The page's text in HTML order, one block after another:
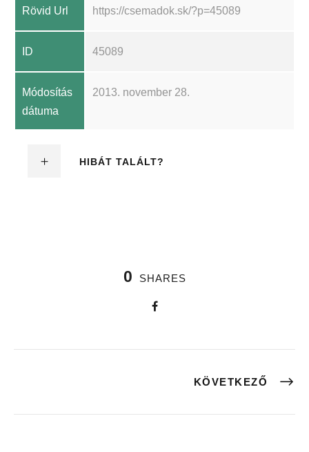
Rövid Url https://csemadok.sk/?p=45089
ID 45089
Módosítás
dátuma
2013. november 28.
HIBÁT TALÁLT?
0 SHARES
KÖVETKEZŐ